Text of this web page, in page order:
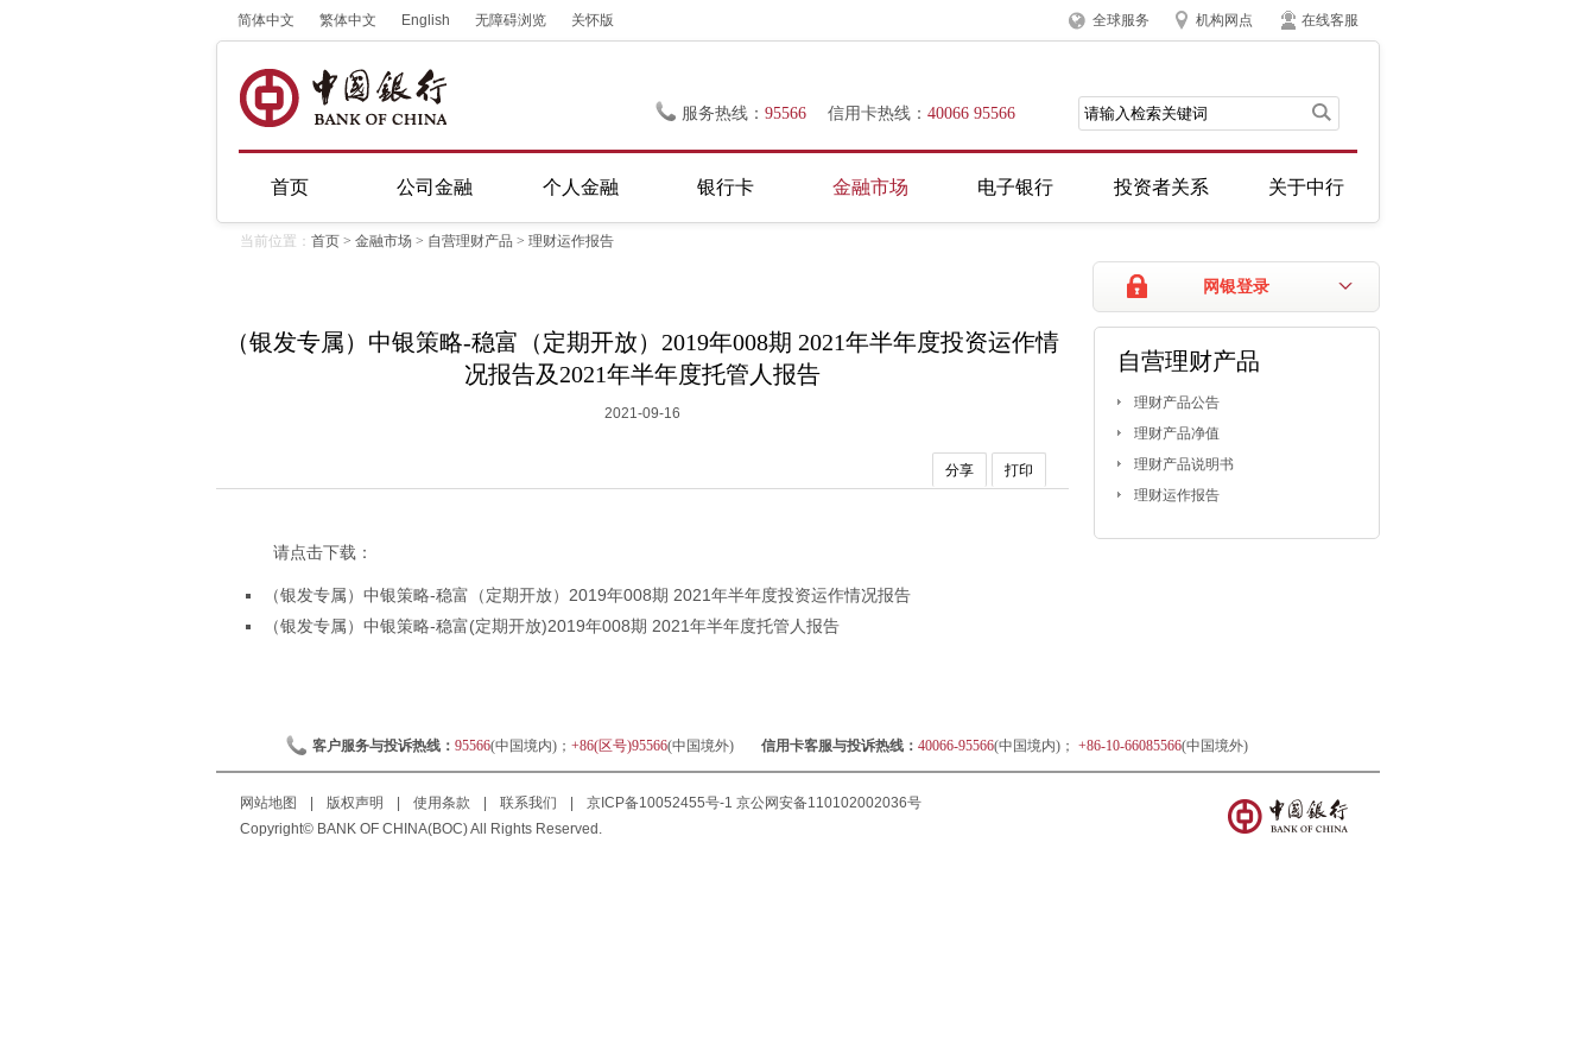
简体中文 繁体中文 English 无障碍浏览 关怀版 全球服务 机构网点 在线客服
服务热线： 95566 信用卡热线： 40066 95566
首页 公司金融 个人金融 银行卡 金融市场 电子银行 投资者关系 关于中行
当前位置： 首页 > 金融市场 > 自营理财产品 > 理财运作报告
网银登录
（银发专属）中银策略-稳富（定期开放）2019年008期 2021年半年度投资运作情
况报告及2021年半年度托管人报告
2021-09-16
分享 打印
请点击下载：
（银发专属）中银策略-稳富（定期开放）2019年008期 2021年半年度投资运作情况报告
（银发专属）中银策略-稳富(定期开放)2019年008期 2021年半年度托管人报告
自营理财产品
理财产品公告
理财产品净值
理财产品说明书
理财运作报告
客户服务与投诉热线： 95566(中国境内)； +86(区号)95566(中国境外) 信用卡客服与投诉热线： 40066-95566(中国境内)； +86-10-66085566(中国境外)
网站地图 版权声明 使用条款 联系我们 京ICP备10052455号-1 京公网安备110102002036号
Copyright© BANK OF CHINA(BOC) All Rights Reserved.